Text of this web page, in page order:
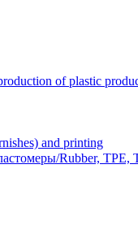
of plastic
and printing
Rubber, TPE,